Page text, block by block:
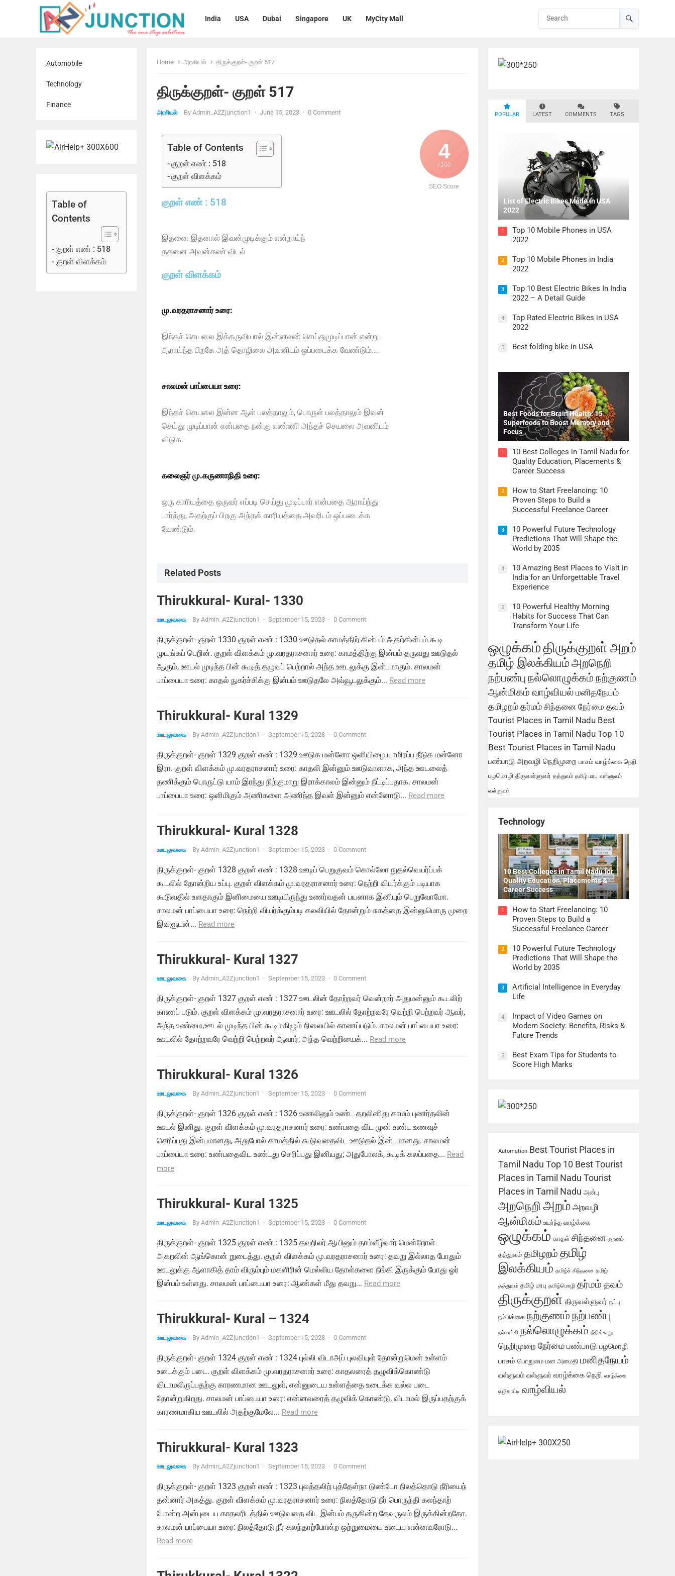
India USA Dubai Singapore UK MyCity Mall
Automobile
Technology
Finance
Table of
Contents
குறள் எண் : 518
குறள் விளக்கம்
Home அரசியல் திருக்குறள்- குறள் 517
திருக்குறள்- குறள் 517
அரசியல் By Admin_A2Zjunction1 · June 15, 2023 · 0 Comment
4
/ 100
SEO Score
Table of Contents
குறள் எண் : 518
குறள் விளக்கம்
குறள் எண் : 518
இதனை இதனால் இவன்முடிக்கும் என்றாய்ந்
ததனை அவன்கண் விடல்
குறள் விளக்கம்
மு.வரதராசனார் உரை:
இந்தச் செயலை இக்கருவியால் இன்னவன் செய்துமுடிப்பான் என்று
ஆராய்ந்த பிறகே அத் தொழிலை அவனிடம் ஒப்படைக்க வேண்டும்….
சாலமன் பாப்பையா உரை:
இந்தச் செயலை இன்ன ஆள் பலத்தாலும், பொருள் பலத்தாலும் இவன்
செய்து முடிப்பான் என்பதை நன்கு எண்ணி அந்தச் செயலை அவனிடம்
விடுக.
கலைஞர் மு.கருணாநிதி உரை:
ஒரு காரியத்தை ஒருவர் எப்படி செய்து முடிப்பார் என்பதை ஆராய்ந்து
பார்த்து, அதற்குப் பிறகு அந்தக் காரியத்தை அவரிடம் ஒப்படைக்க
வேண்டும்.
Related Posts
Thirukkural- Kural- 1330
ஊடலுவகை By Admin_A2Zjunction1 · September 15, 2023 · 0 Comment
திருக்குறள்- குறள் 1330 குறள் எண் : 1330 ஊடுதல் காமத்திற் கின்பம் அதற்கின்பம் கூடி
முயங்கப் பெறின். குறள் விளக்கம் மு.வரதராசனார் உரை: காமத்திற்கு இன்பம் தருவது ஊடுதல்
ஆகும், ஊடல் முடிந்த பின் கூடித் தழுவப் பெற்றால் அந்த ஊடலுக்கு இன்பமாகும். சாலமன்
பாப்பையா உரை: காதல் நுகர்ச்சிக்கு இன்பம் ஊடுதலே அவ்வூடலுக்கும்... Read more
Thirukkural- Kural 1329
ஊடலுவகை By Admin_A2Zjunction1 · September 15, 2023 · 0 Comment
திருக்குறள்- குறள் 1329 குறள் எண் : 1329 ஊடுக மன்னோ ஒளியிழை யாமிரப்ப நீடுக மன்னோ
இரா. குறள் விளக்கம் மு.வரதராசனார் உரை: காதலி இன்னும் ஊடுவாளாக, அந்த ஊடலைத்
தணிக்கும் பொருட்டு யாம் இரந்து நிற்குமாறு இராக்காலம் இன்னும் நீட்டிப்பதாக. சாலமன்
பாப்பையா உரை: ஒளிமிகும் அணிகளை அணிந்த இவள் இன்னும் என்னோடு... Read more
Thirukkural- Kural 1328
ஊடலுவகை By Admin_A2Zjunction1 · September 15, 2023 · 0 Comment
திருக்குறள்- குறள் 1328 குறள் எண் : 1328 ஊடிப் பெறுகுவம் கொல்லோ நுதல்வெயர்ப்பக்
கூடலில் தோன்றிய உப்பு. குறள் விளக்கம் மு.வரதராசனார் உரை: நெற்றி வியர்க்கும் படியாக
கூடுவதில் உளதாகும் இனிமையை ஊடியிருந்து உணர்வதன் பயனாக இனியும் பெறுவோமோ.
சாலமன் பாப்பையா உரை: நெற்றி வியர்க்கும்படி கலவியில் தோன்றும் சுகத்தை இன்னுமொரு முறை
இவளுடன்... Read more
Thirukkural- Kural 1327
ஊடலுவகை By Admin_A2Zjunction1 · September 15, 2023 · 0 Comment
திருக்குறள்- குறள் 1327 குறள் எண் : 1327 ஊடலின் தோற்றவர் வென்றார் அதுமன்னும் கூடலிற்
காணப் படும். குறள் விளக்கம் மு.வரதராசனார் உரை: ஊடலில் தோற்றவரே வெற்றி பெற்றவர் ஆவர்,
அந்த உண்மை,ஊடல் முடிந்த பின் கூடிமகிழும் நிலையில் காணப்படும். சாலமன் பாப்பையா உரை:
ஊடலில் தோற்றவரே வெற்றி பெற்றவர் ஆவார்; அந்த வெற்றியைக்... Read more
Thirukkural- Kural 1326
ஊடலுவகை By Admin_A2Zjunction1 · September 15, 2023 · 0 Comment
திருக்குறள்- குறள் 1326 குறள் எண் : 1326 உணலினும் உண்ட தறலினிது காமம் புணர்தலின்
ஊடல் இனிது. குறள் விளக்கம் மு.வரதராசனார் உரை: உண்பதை விட முன் உண்ட உணவுச்
செரிப்பது இன்பமானது, அதுபோல் காமத்தில் கூடுவதைவிட ஊடுதல் இன்பமானது. சாலமன்
பாப்பையா உரை: உண்பதைவிட உண்டது செரிப்பது இனியது; அதுபோலக், கூடிக் கலப்பதை... Read
more
Thirukkural- Kural 1325
ஊடலுவகை By Admin_A2Zjunction1 · September 15, 2023 · 0 Comment
திருக்குறள்- குறள் 1325 குறள் எண் : 1325 தவறிலர் ஆயினும் தாம்வீழ்வார் மென்றோள்
அகறலின் ஆங்கொன் றுடைத்து. குறள் விளக்கம் மு.வரதராசனார் உரை: தவறு இல்லாத போதும்
ஊடலுக்கு ஆளாகித் தாம் விரும்பும் மகளிரின் மெல்லிய தோள்களை நீங்கி இருக்கும் போது ஓர்
இன்பம் உள்ளது. சாலமன் பாப்பையா உரை: ஆண்கள் மீது தவறு... Read more
Thirukkural- Kural – 1324
ஊடலுவகை By Admin_A2Zjunction1 · September 15, 2023 · 0 Comment
திருக்குறள்- குறள் 1324 குறள் எண் : 1324 புல்லி விடாஅப் புலவியுள் தோன்றுமென் உள்ளம்
உடைக்கும் படை. குறள் விளக்கம் மு.வரதராசனார் உரை: காதலரைத் தழுவிக்கொண்டு
விடாமலிருப்பதற்கு காரணமான ஊடலுள், என்னுடைய உள்ளத்தை உடைக்க வல்ல படை
தோன்றுகிறது. சாலமன் பாப்பையா உரை: என்னவரைத் தழுவிக் கொண்டு, விடாமல் இருப்பதற்குக்
காரணமாகிய ஊடலில் அதற்குமேலே... Read more
Thirukkural- Kural 1323
ஊடலுவகை By Admin_A2Zjunction1 · September 15, 2023 · 0 Comment
திருக்குறள்- குறள் 1323 குறள் எண் : 1323 புலத்தலிற் புத்தேள்நா டுண்டோ நிலத்தொடு நீரியைந்
தன்னார் அகத்து. குறள் விளக்கம் மு.வரதராசனார் உரை: நிலத்தோடு நீர் பொருந்தி கலந்தாற்
போன்ற அன்புடைய காதலரிடத்தில் ஊடுவதை விட இன்பம் தருகின்ற தேவருலம் இருக்கின்றதோ.
சாலமன் பாப்பையா உரை: நிலத்தோடு நீர் கலந்தாற்போன்ற ஒற்றுமையை உடைய என்னவரோடு...
Read more
POPULAR LATEST COMMENTS TAGS
List of Electric Bikes Made In USA
2022
1
Top 10 Mobile Phones in USA
2022
2
Top 10 Mobile Phones in India
2022
3
Top 10 Best Electric Bikes In India
2022 – A Detail Guide
4
Top Rated Electric Bikes in USA
2022
5 Best folding bike in USA
Best Foods for Brain Health: 15
Superfoods to Boost Memory and
Focus
1
10 Best Colleges in Tamil Nadu for
Quality Education, Placements &
Career Success
2
How to Start Freelancing: 10
Proven Steps to Build a
Successful Freelance Career
3
10 Powerful Future Technology
Predictions That Will Shape the
World by 2035
4
10 Amazing Best Places to Visit in
India for an Unforgettable Travel
Experience
5
10 Powerful Healthy Morning
Habits for Success That Can
Transform Your Life
ஒழுக்கம்திருக்குறள்அறம்
தமிழ் இலக்கியம்அறநெறி
நற்பண்பு நல்லொழுக்கம் நற்குணம்
ஆன்மிகம் வாழ்வியல்மனிதநேயம்
தமிழறம்தர்மம் சிந்தனை நேர்மை தவம்
Tourist Places in Tamil Nadu Best
Tourist Places in Tamil Nadu Top 10
Best Tourist Places in Tamil Nadu
பண்பாடு அறவழி நெறிமுறை பாசம் வாழ்க்கை நெறி
பழமொழி திருவள்ளுவர் தத்துவம் தமிழ் மரபு வள்ளுவம்
வள்ளுவர்
Technology
10 Best Colleges in Tamil Nadu for
Quality Education, Placements &
Career Success
1
How to Start Freelancing: 10
Proven Steps to Build a
Successful Freelance Career
2
10 Powerful Future Technology
Predictions That Will Shape the
World by 2035
3
Artificial Intelligence in Everyday
Life
4
Impact of Video Games on
Modern Society: Benefits, Risks &
Future Trends
5
Best Exam Tips for Students to
Score High Marks
Automation Best Tourist Places in
Tamil Nadu Top 10 Best Tourist
Places in Tamil Nadu Tourist
Places in Tamil Nadu அன்பு
அறநெறிஅறம் அறவழி
ஆன்மிகம் உயர்ந்த வாழ்க்கை
ஒழுக்கம் காதல் சிந்தனை ஞானம்
தத்துவம் தமிழறம் தமிழ்
இலக்கியம் தமிழ்ச் சிந்தனை தமிழ்
தத்துவம் தமிழ் மரபு தமிழ்மொழி தர்மம் தவம்
திருக்குறள் திருவள்ளுவர் நட்பு
நம்பிக்கை நற்குணம் நற்பண்பு
நல்லாட்சி நல்லொழுக்கம் நீதிக்கூறு
நெறிமுறை நேர்மை பண்பாடு பழமொழி
பாசம் பொறுமை மன அமைதி மனிதநேயம்
வள்ளுவம் வள்ளுவர் வாழ்க்கை நெறி வாழ்க்கை
வழிகாட்டி வாழ்வியல்